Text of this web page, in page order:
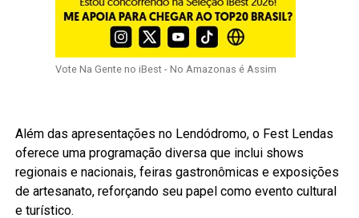
Vote Na Gente no iBest - No Amazonas é Assim
Além das apresentações no Lendódromo, o Fest Lendas
oferece uma programação diversa que inclui shows
regionais e nacionais, feiras gastronômicas e exposições
de artesanato, reforçando seu papel como evento cultural
e turístico.